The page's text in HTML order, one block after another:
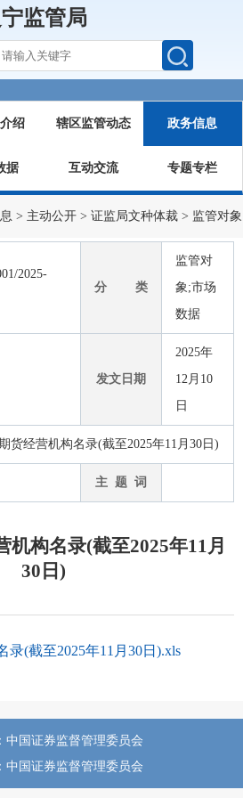
监管局
绍 辖区监管动态 政务信息
据 互动交流 专题专栏
> 主动公开 > 证监局文种体裁 > 监管对象
2025-
分 类
监管对
象;市场
数据
发文日期
2025年
12月10
日
货经营机构名录(截至2025年11月30日)
主 题 词
机构名录(截至2025年11月
30日)
(截至2025年11月30日).xls
中国证券监督管理委员会
中国证券监督管理委员会